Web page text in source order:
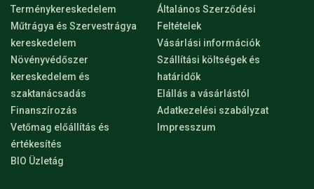
Terménykereskedelem
Műtrágya és Szervestrágya
kereskedelem
Növényvédőszer
kereskedelem és
szaktanácsadás
Finanszírozás
Vetőmag előállítás és
értékesítés
BIO Üzletág
Általános Szerződési
Feltételek
Vásárlási információk
Szállítási költségek és
határidők
Elállás a vásárlástól
Adatkezelési szabályzat
Impresszum